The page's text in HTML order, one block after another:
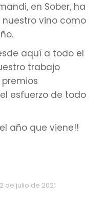
en Sober, ha
vino como
aquí a todo el
trabajo
premios
esfuerzo de todo
año que viene!!
de julio de 2021